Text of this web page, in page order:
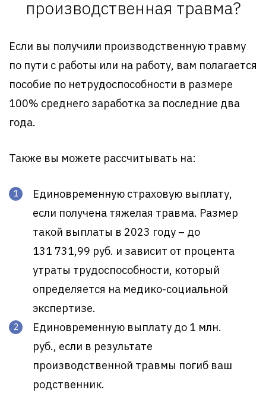
производственная травма?
Если вы получили производственную травму
по пути с работы или на работу, вам полагается
пособие по нетрудоспособности в размере
100% среднего заработка за последние два
года.
Также вы можете рассчитывать на:
Единовременную страховую выплату,
если получена тяжелая травма. Размер
такой выплаты в 2023 году – до
131 731,99 руб. и зависит от процента
утраты трудоспособности, который
определяется на медико-социальной
экспертизе.
Единовременную выплату до 1 млн.
руб., если в результате
производственной травмы погиб ваш
родственник.